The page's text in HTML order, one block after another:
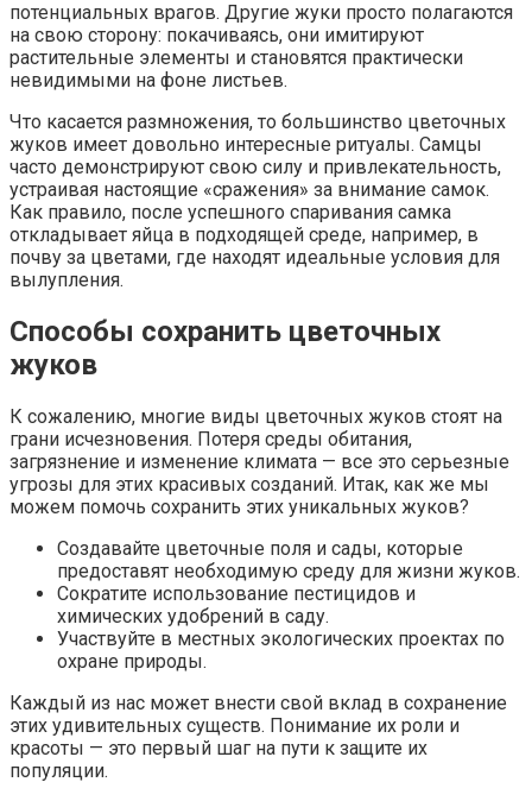
потенциальных врагов. Другие жуки просто полагаются
на свою сторону: покачиваясь, они имитируют
растительные элементы и становятся практически
невидимыми на фоне листьев.
Что касается размножения, то большинство цветочных
жуков имеет довольно интересные ритуалы. Самцы
часто демонстрируют свою силу и привлекательность,
устраивая настоящие «сражения» за внимание самок.
Как правило, после успешного спаривания самка
откладывает яйца в подходящей среде, например, в
почву за цветами, где находят идеальные условия для
вылупления.
Способы сохранить цветочных
жуков
К сожалению, многие виды цветочных жуков стоят на
грани исчезновения. Потеря среды обитания,
загрязнение и изменение климата — все это серьезные
угрозы для этих красивых созданий. Итак, как же мы
можем помочь сохранить этих уникальных жуков?
Создавайте цветочные поля и сады, которые
предоставят необходимую среду для жизни жуков.
Сократите использование пестицидов и
химических удобрений в саду.
Участвуйте в местных экологических проектах по
охране природы.
Каждый из нас может внести свой вклад в сохранение
этих удивительных существ. Понимание их роли и
красоты — это первый шаг на пути к защите их
популяции.